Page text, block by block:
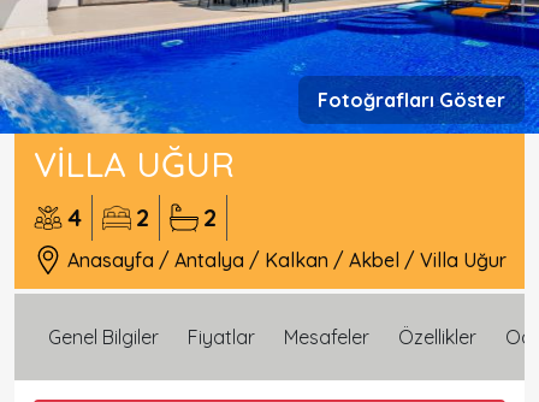
Fotoğrafları Göster
VILLA UĞUR
4 2 2
Anasayfa / Antalya / Kalkan / Akbel / Villa Uğur
Genel Bilgiler Fiyatlar Mesafeler Özellikler